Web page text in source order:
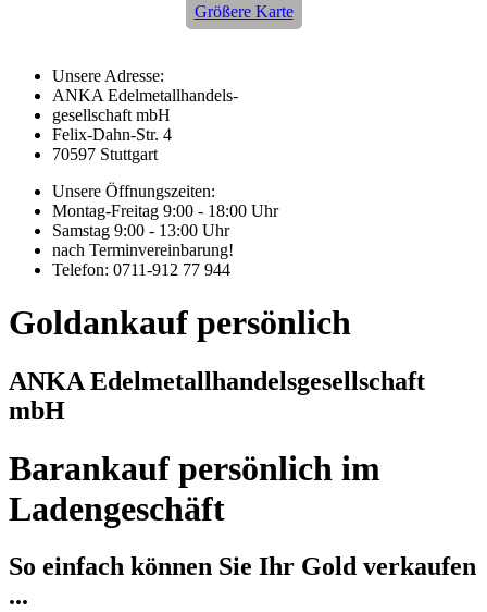
Größere Karte
Unsere Adresse:
ANKA Edelmetallhandels-
gesellschaft mbH
Felix-Dahn-Str. 4
70597 Stuttgart
Unsere Öffnungszeiten:
Montag-Freitag 9:00 - 18:00 Uhr
Samstag 9:00 - 13:00 Uhr
nach Terminvereinbarung!
Telefon: 0711-912 77 944
Goldankauf persönlich
ANKA Edelmetallhandelsgesellschaft
mbH
Barankauf persönlich im
Ladengeschäft
So einfach können Sie Ihr Gold verkaufen
...